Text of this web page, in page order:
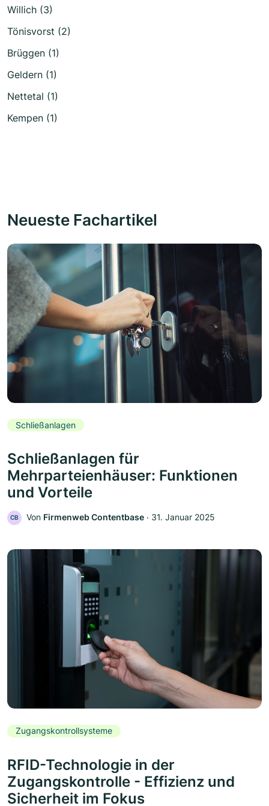
Willich (3)
Tönisvorst (2)
Brüggen (1)
Geldern (1)
Nettetal (1)
Kempen (1)
Neueste Fachartikel
Schließanlagen
Schließanlagen für
Mehrparteienhäuser: Funktionen
und Vorteile
CB Von Firmenweb Contentbase ‧ 31. Januar 2025
Zugangskontrollsysteme
RFID-Technologie in der
Zugangskontrolle - Effizienz und
Sicherheit im Fokus